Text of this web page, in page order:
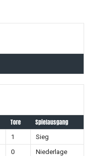
Tore Spielausgang
1
Sieg
0 Niederlage